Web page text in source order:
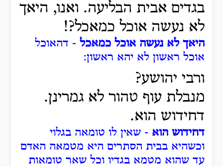
בגדים אבית הבליעה. ואנו, היאך
לא נעשה אוכל כמאכל?!
היאך לא נעשה אוכל כמאכל - דהאוכל
אוכל ראשון לא יהא ראשון:
ורבי יהושע?
מנבלת עוף טהור לא גמרינן.
דחידוש הוא.
דחידוש הוא - שאין לו טומאה בגלוי
וכשהיא בבית הסתרים היא מטמאה האדם
עד שהוא מטמא בגדיו וכל שאר טומאות